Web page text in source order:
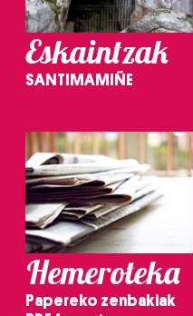
Eskaintzak
SANTIMAMIÑE
Hemeroteka
Papereko zenbakiak